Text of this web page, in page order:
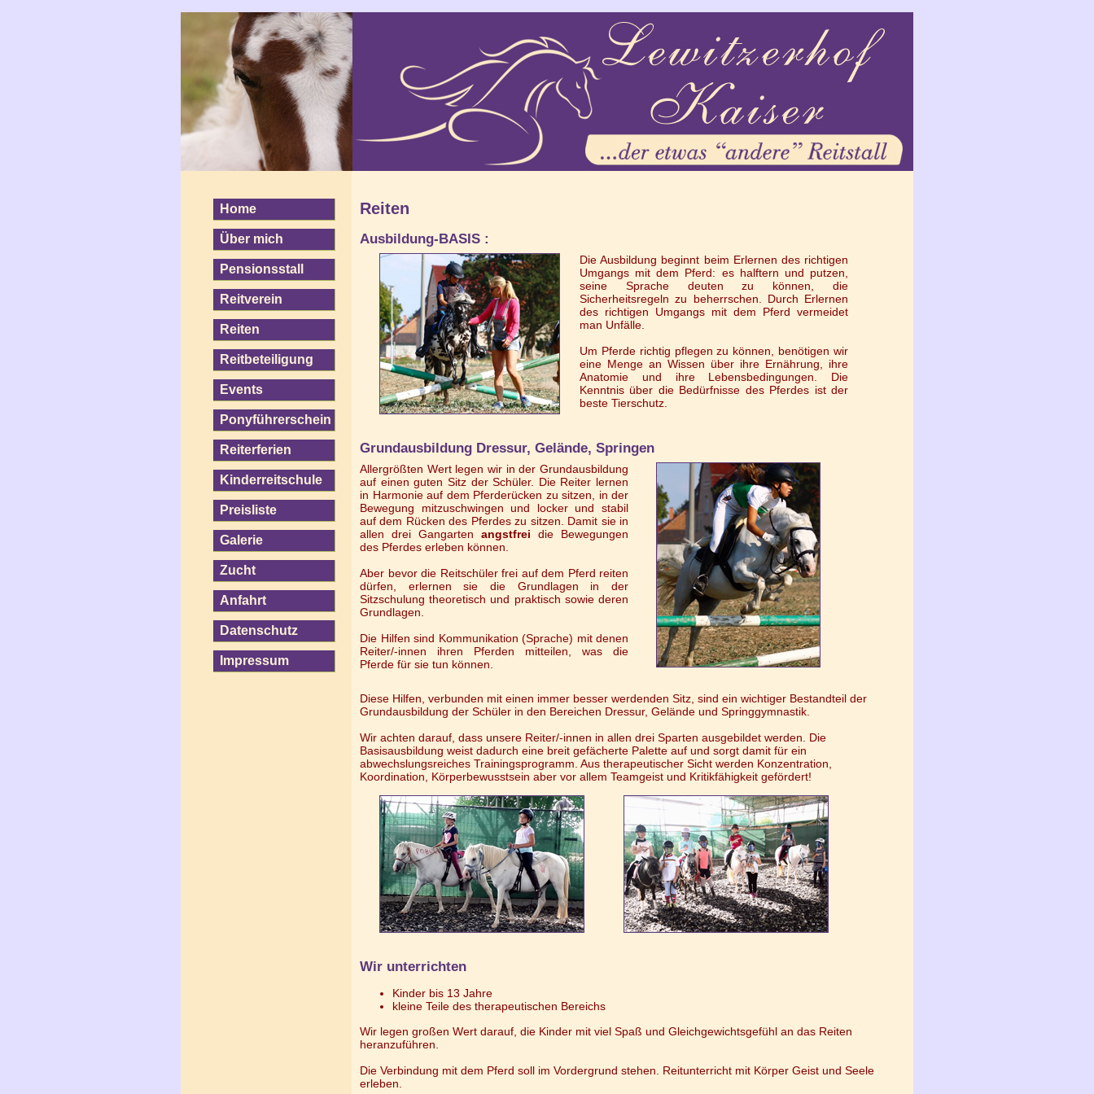
Home
Über mich
Pensionsstall
Reitverein
Reiten
Reitbeteiligung
Events
Ponyführerschein
Reiterferien
Kinderreitschule
Preisliste
Galerie
Zucht
Anfahrt
Datenschutz
Impressum
Reiten
Ausbildung-BASIS :
Die Ausbildung beginnt beim Erlernen des richtigen
Umgangs mit dem Pferd: es halftern und putzen,
seine Sprache deuten zu können, die
Sicherheitsregeln zu beherrschen. Durch Erlernen
des richtigen Umgangs mit dem Pferd vermeidet
man Unfälle.
Um Pferde richtig pflegen zu können, benötigen wir
eine Menge an Wissen über ihre Ernährung, ihre
Anatomie und ihre Lebensbedingungen. Die
Kenntnis über die Bedürfnisse des Pferdes ist der
beste Tierschutz.
Grundausbildung Dressur, Gelände, Springen
Allergrößten Wert legen wir in der Grundausbildung
auf einen guten Sitz der Schüler. Die Reiter lernen
in Harmonie auf dem Pferderücken zu sitzen, in der
Bewegung mitzuschwingen und locker und stabil
auf dem Rücken des Pferdes zu sitzen. Damit sie in
allen drei Gangarten angstfrei die Bewegungen
des Pferdes erleben können.
Aber bevor die Reitschüler frei auf dem Pferd reiten
dürfen, erlernen sie die Grundlagen in der
Sitzschulung theoretisch und praktisch sowie deren
Grundlagen.
Die Hilfen sind Kommunikation (Sprache) mit denen
Reiter/-innen ihren Pferden mitteilen, was die
Pferde für sie tun können.
Diese Hilfen, verbunden mit einen immer besser werdenden Sitz, sind ein wichtiger Bestandteil der
Grundausbildung der Schüler in den Bereichen Dressur, Gelände und Springgymnastik.
Wir achten darauf, dass unsere Reiter/-innen in allen drei Sparten ausgebildet werden. Die
Basisausbildung weist dadurch eine breit gefächerte Palette auf und sorgt damit für ein
abwechslungsreiches Trainingsprogramm. Aus therapeutischer Sicht werden Konzentration,
Koordination, Körperbewusstsein aber vor allem Teamgeist und Kritikfähigkeit gefördert!
Wir unterrichten
Kinder bis 13 Jahre
kleine Teile des therapeutischen Bereichs
Wir legen großen Wert darauf, die Kinder mit viel Spaß und Gleichgewichtsgefühl an das Reiten
heranzuführen.
Die Verbindung mit dem Pferd soll im Vordergrund stehen. Reitunterricht mit Körper Geist und Seele
erleben.